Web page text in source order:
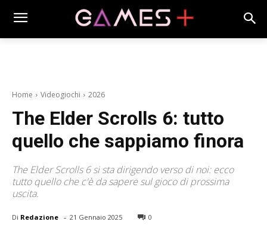
Home Videogiochi 2026
The Elder Scrolls 6: tutto
quello che sappiamo finora
The Elder Scrolls 6 si sta dirigendo verso di noi: ecco
tutto quello che c'è da sapere sul gioco di prossima
uscita.
Di Redazione - 21 Gennaio 2025 0